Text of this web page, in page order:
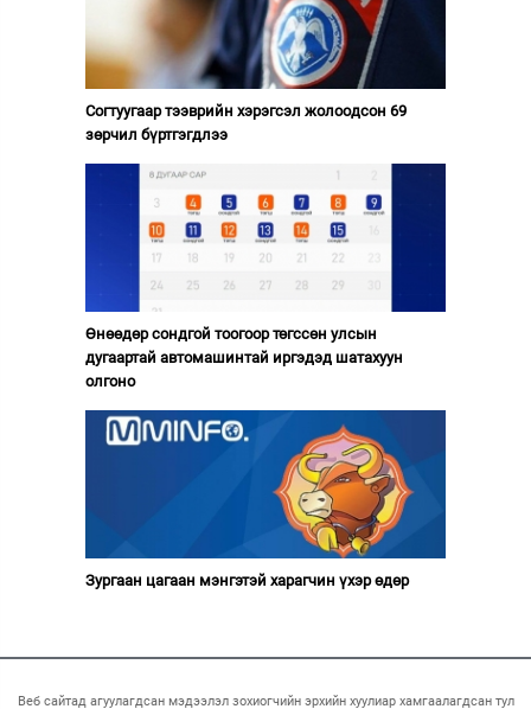
Согтуугаар тээврийн хэрэгсэл жолоодсон 69
зөрчил бүртгэгдлээ
Өнөөдөр сондгой тоогоор төгссөн улсын
дугаартай автомашинтай иргэдэд шатахуун
олгоно
Зургаан цагаан мэнгэтэй харагчин үхэр өдөр
Веб сайтад агуулагдсан мэдээлэл зохиогчийн эрхийн хуулиар хамгаалагдсан тул